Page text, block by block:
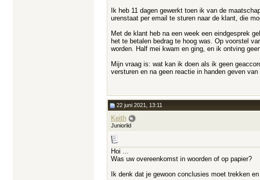
Ik heb 11 dagen gewerkt toen ik van de
urenstaat per email te sturen naar de klant, die
Met de klant heb na een week een eindgesprek
het te betalen bedrag te hoog was. Op voorstel
worden. Half mei kwam en ging, en ik ontving
Mijn vraag is: wat kan ik doen als ik geen
versturen en na geen reactie in handen geven
22 juni 2021, 13:11
Keith
Juniorlid
Hoi ...
Was uw overeenkomst in woorden of op papier?
Ik denk dat je gewoon conclusies moet trekken